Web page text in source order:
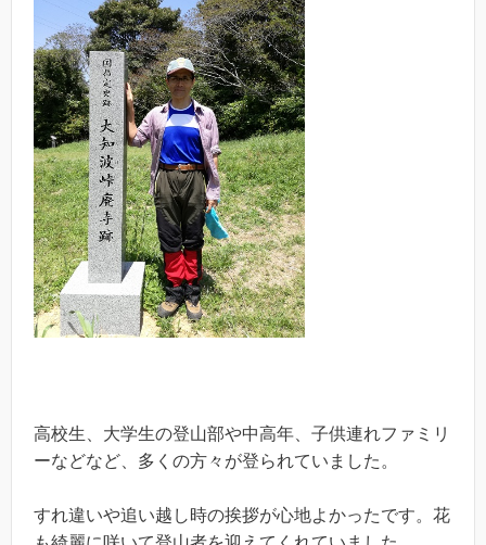
高校生、大学生の登山部や中高年、子供連れファミリ
ーなどなど、多くの方々が登られていました。
すれ違いや追い越し時の挨拶が心地よかったです。花